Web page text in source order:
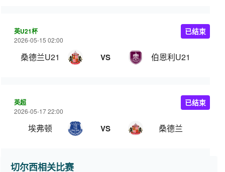
英U21杯
2026-05-15 02:00
桑德兰U21 VS 伯恩利U21
已结束
英超
2026-05-17 22:00
埃弗顿 VS 桑德兰
已结束
切尔西相关比赛